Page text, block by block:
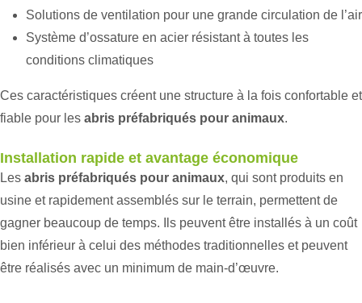
Solutions de ventilation pour une grande circulation de l’air
Système d’ossature en acier résistant à toutes les
conditions climatiques
Ces caractéristiques créent une structure à la fois confortable et
fiable pour les abris préfabriqués pour animaux.
Installation rapide et avantage économique
Les abris préfabriqués pour animaux, qui sont produits en
usine et rapidement assemblés sur le terrain, permettent de
gagner beaucoup de temps. Ils peuvent être installés à un coût
bien inférieur à celui des méthodes traditionnelles et peuvent
être réalisés avec un minimum de main-d’œuvre.